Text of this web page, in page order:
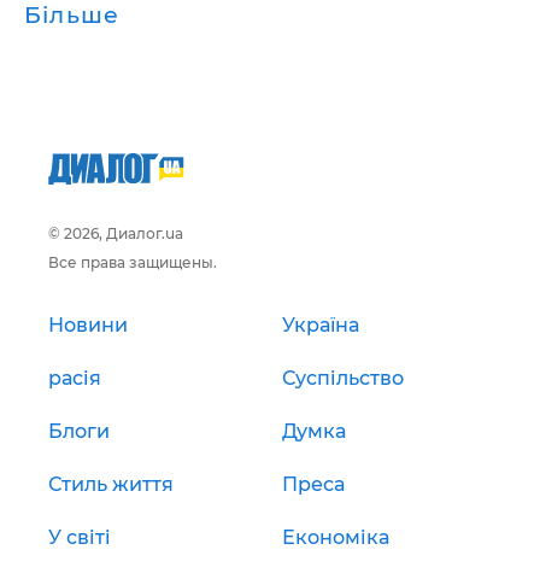
Більше
© 2026, Диалог.ua
Все права защищены.
Новини Україна
расія Суспільство
Блоги Думка
Стиль життя Преса
У світі Економіка